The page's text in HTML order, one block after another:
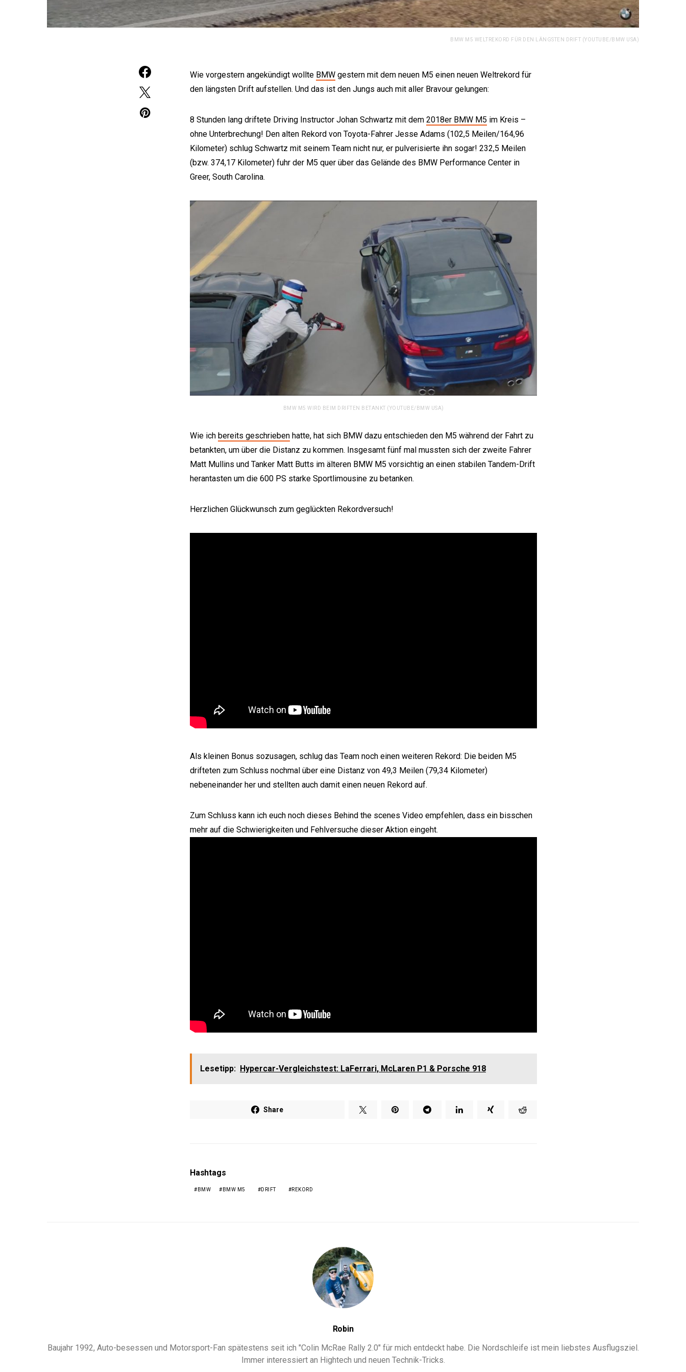
BMW M5 WELTREKORD FÜR DEN LÄNGSTEN DRIFT (YOUTUBE/BMW USA)
Wie vorgestern angekündigt wollte BMW gestern mit dem neuen M5 einen neuen Weltrekord für
den längsten Drift aufstellen. Und das ist den Jungs auch mit aller Bravour gelungen:
8 Stunden lang driftete Driving Instructor Johan Schwartz mit dem 2018er BMW M5 im Kreis –
ohne Unterbrechung! Den alten Rekord von Toyota-Fahrer Jesse Adams (102,5 Meilen/164,96
Kilometer) schlug Schwartz mit seinem Team nicht nur, er pulverisierte ihn sogar! 232,5 Meilen
(bzw. 374,17 Kilometer) fuhr der M5 quer über das Gelände des BMW Performance Center in
Greer, South Carolina.
BMW M5 WIRD BEIM DRIFTEN BETANKT (YOUTUBE/BMW USA)
Wie ich bereits geschrieben hatte, hat sich BMW dazu entschieden den M5 während der Fahrt zu
betankten, um über die Distanz zu kommen. Insgesamt fünf mal mussten sich der zweite Fahrer
Matt Mullins und Tanker Matt Butts im älteren BMW M5 vorsichtig an einen stabilen Tandem-Drift
herantasten um die 600 PS starke Sportlimousine zu betanken.
Herzlichen Glückwunsch zum geglückten Rekordversuch!
Als kleinen Bonus sozusagen, schlug das Team noch einen weiteren Rekord: Die beiden M5
drifteten zum Schluss nochmal über eine Distanz von 49,3 Meilen (79,34 Kilometer)
nebeneinander her und stellten auch damit einen neuen Rekord auf.
Zum Schluss kann ich euch noch dieses Behind the scenes Video empfehlen, dass ein bisschen
mehr auf die Schwierigkeiten und Fehlversuche dieser Aktion eingeht.
Lesetipp: Hypercar-Vergleichstest: LaFerrari, McLaren P1 & Porsche 918
Share
Hashtags
BMW BMW M5 DRIFT REKORD
Robin
Baujahr 1992, Auto-besessen und Motorsport-Fan spätestens seit ich "Colin McRae Rally 2.0" für mich entdeckt habe. Die Nordschleife ist mein liebstes Ausflugsziel.
Immer interessiert an Hightech und neuen Technik-Tricks.